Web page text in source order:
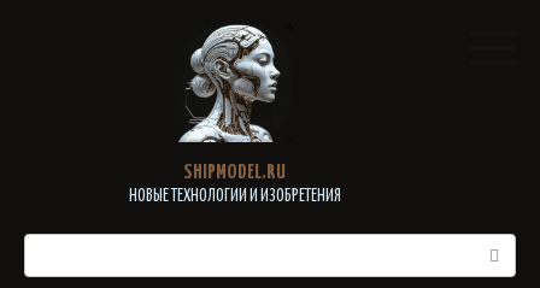
SHIPMODEL.RU
НОВЫЕ ТЕХНОЛОГИИ И ИЗОБРЕТЕНИЯ